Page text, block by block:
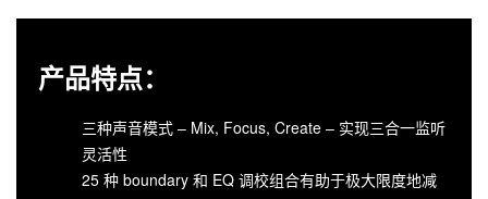
产品特点：
三种声音模式 – Mix, Focus, Create – 实现三合一监听
灵活性
25 种 boundary 和 EQ 调校组合有助于极大限度地减